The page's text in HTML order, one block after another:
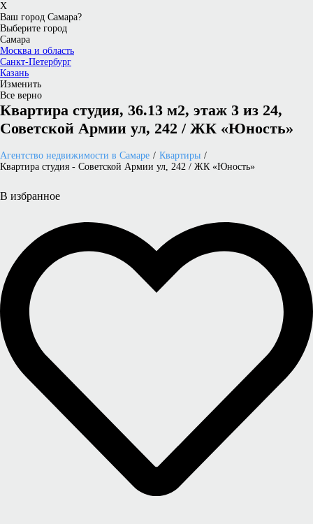
X
Ваш город Самара?
Выберите город
Самара
Москва и область
Санкт-Петербург
Казань
Изменить
Все верно
Квартира студия, 36.13 м2, этаж 3 из 24,
Советской Армии ул, 242 / ЖК «Юность»
Агентство недвижимости в Самаре
Квартиры
Квартира студия - Советской Армии ул, 242 / ЖК «Юность»
В избранное